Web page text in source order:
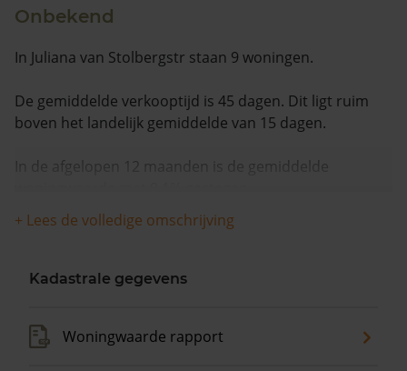
Onbekend
In Juliana van Stolbergstr staan 9 woningen.
De gemiddelde verkooptijd is 45 dagen. Dit ligt ruim
boven het landelijk gemiddelde van 15 dagen.
In de afgelopen 12 maanden is de gemiddelde
+ Lees de volledige omschrijving
Kadastrale gegevens
Woningwaarde rapport